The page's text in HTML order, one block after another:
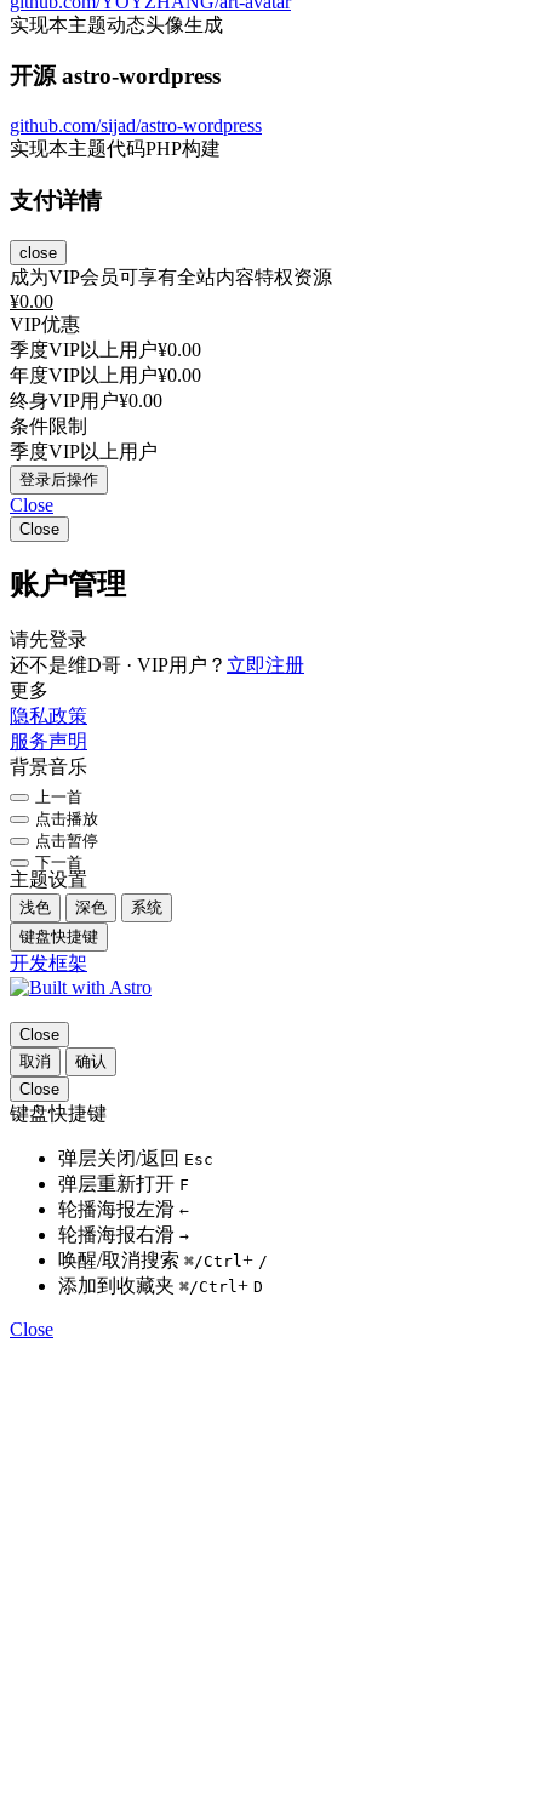
实现本主题动态头像生成
开源 astro-wordpress
github.com/sijad/astro-wordpress
实现本主题代码PHP构建
支付详情
close
成为VIP会员可享有全站内容特权资源
¥0.00
VIP优惠
季度VIP以上用户¥0.00
年度VIP以上用户¥0.00
终身VIP用户¥0.00
条件限制
季度VIP以上用户
登录后操作
Close
Close
账户管理
请先登录
还不是维D哥 · VIP用户？ 立即注册
更多
隐私政策
服务声明
背景音乐
上一首
点击播放
点击暂停
下一首
主题设置
浅色 深色
系统
键盘快捷键
开发框架
Close
取消
确认
Close
键盘快捷键
弹层关闭/返回 Esc
弹层重新打开 F
轮播海报左滑 ←
轮播海报右滑 →
唤醒/取消搜索 ⌘/Ctrl+ /
添加到收藏夹 ⌘/Ctrl+ D
Close